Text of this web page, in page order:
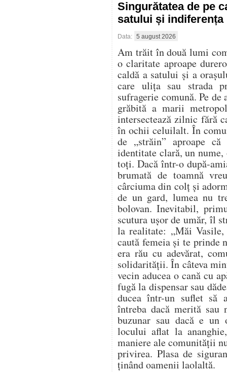
Singurătatea de pe
satului și
Data: 5 august 2026
Am trăit în două lumi
o claritate aproape
caldă a satului și a
care ulița sau strada
sufragerie comună. Pe
grăbită a marii
intersectează zilnic fără
în ochii celuilalt. În
de „străin” aproape
identitate clară, un
toți. Dacă într-o după-
brumată de toamnă
cârciuma din colț și
de un gard, lumea nu
bolovan. Inevitabil,
scutura ușor de umăr, îl
la realitate: „Măi
caută femeia și te prinde
era rău cu adevărat,
solidarității. În câteva
vecin aducea o cană cu
fugă la dispensar sau
ducea într-un suflet să
întreba dacă merită
buzunar sau dacă e
locului aflat la
maniere ale comunității
privirea. Plasa de
ținând oamenii laolaltă.